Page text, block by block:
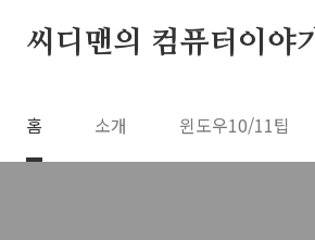
씨디맨의 컴퓨터이야기
홈 소개 윈도우10/11팁